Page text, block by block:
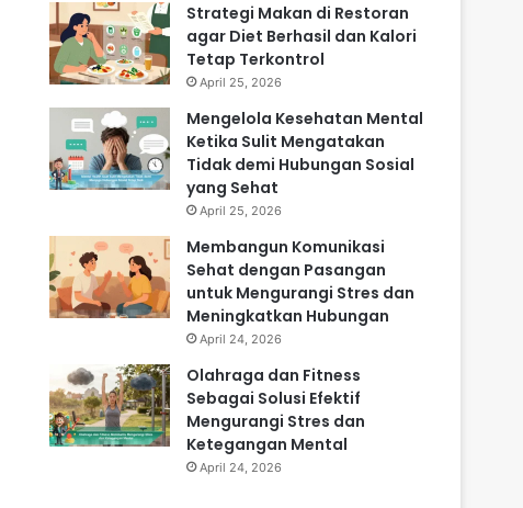
Strategi Makan di Restoran
agar Diet Berhasil dan Kalori
Tetap Terkontrol
April 25, 2026
Mengelola Kesehatan Mental
Ketika Sulit Mengatakan
Tidak demi Hubungan Sosial
yang Sehat
April 25, 2026
Membangun Komunikasi
Sehat dengan Pasangan
untuk Mengurangi Stres dan
Meningkatkan Hubungan
April 24, 2026
Olahraga dan Fitness
Sebagai Solusi Efektif
Mengurangi Stres dan
Ketegangan Mental
April 24, 2026